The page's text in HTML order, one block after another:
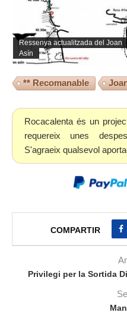
Ressenya actualitzada del Joan
Asín
** Recomanable
Rocacalenta és un
requereix unes
S'agraeix qualsevol
COMPARTIR
Privilegi per la Sortida